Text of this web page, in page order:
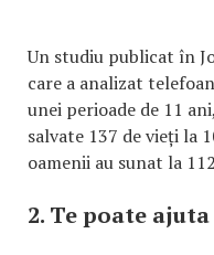
Un studiu publicat în
care a analizat
unei perioade de 11
salvate 137 de vieți la
oamenii au sunat la
2. Te poate